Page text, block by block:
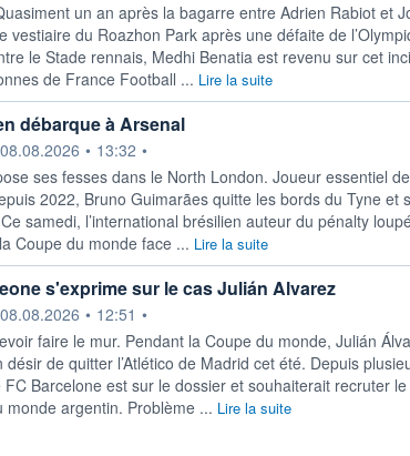
un an après la bagarre entre Adrien Rabiot et
vestiaire du Roazhon Park après une défaite de
le Stade rennais, Medhi Benatia est revenu sur cet
de France Football ... Lire la suite
débarque à Arsenal
par
08.08.2026 • 13:32 •
ses fesses dans le North London. Joueur essentiel de
2022, Bruno Guimarães quitte les bords du Tyne et
samedi, l’international brésilien auteur du pénalty
Coupe du monde face ... Lire la suite
s'exprime sur le cas Julián Alvarez
par
08.08.2026 • 12:51 •
faire le mur. Pendant la Coupe du monde, Julián
désir de quitter l’Atlético de Madrid cet été. Depuis
FC Barcelone est sur le dossier et souhaiterait recruter le
monde argentin. Problème ... Lire la suite